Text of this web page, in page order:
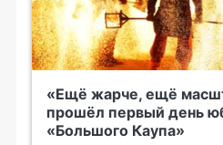
«Ещё жарче, ещё
прошёл первый день
«Большого Каупа»